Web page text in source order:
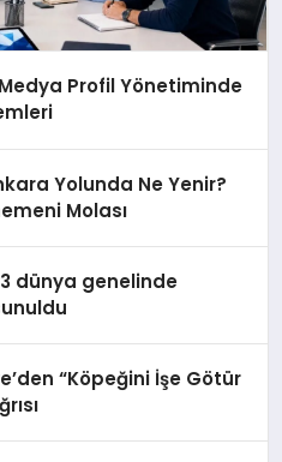
Profil Yönetiminde
Yolunda Ne Yenir?
Molası
dünya genelinde
“Köpeğini İşe Götür